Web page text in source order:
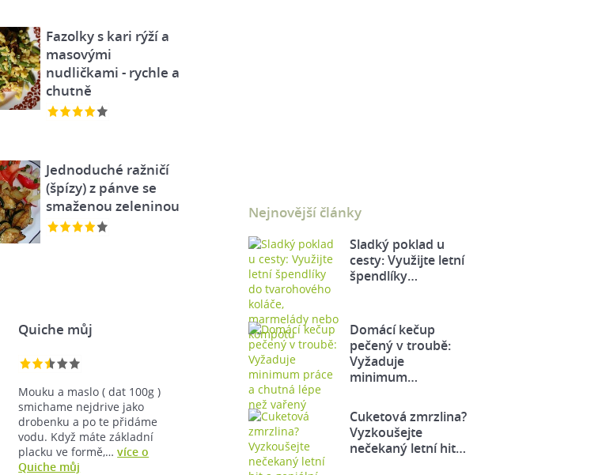
Fazolky s kari rýží a
masovými
nudličkami - rychle a
chutně
Jednoduché ražničí
(špízy) z pánve se
smaženou zeleninou
Quiche můj
Mouku a maslo ( dat 100g )
smichame nejdrive jako
drobenku a po te přidáme
vodu. Když máte základní
placku ve formě,…více o
Quiche můj
Nejnovější články
Sladký poklad u
cesty: Využijte letní
špendlíky…
Domácí kečup
pečený v troubě:
Vyžaduje
minimum…
Cuketová zmrzlina?
Vyzkoušejte
nečekaný letní hit…